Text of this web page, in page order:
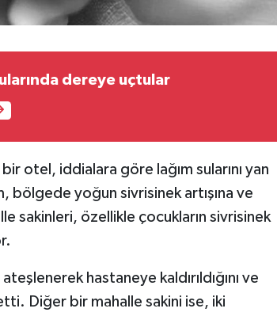
dereye uçtular
otel, iddialara göre lağım sularını yan
bölgede yoğun sivrisinek artışına ve
sakinleri, özellikle çocukların sivrisinek
hastaneye kaldırıldığını ve
Diğer bir mahalle sakini ise, iki